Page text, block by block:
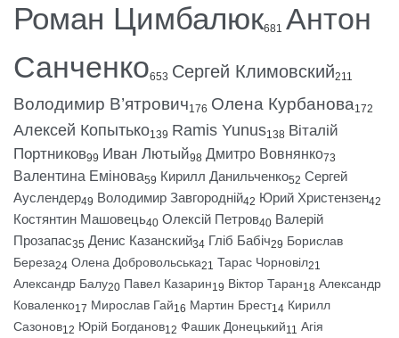
Роман Цимбалюк681 Антон
Санченко653 Сергей Климовский211
Володимир В’ятрович176 Олена Курбанова172
Алексей Копытько139 Ramis Yunus138 Віталій
Портников99 Иван Лютый98 Дмитро Вовнянко73
Валентина Емінова59 Кирилл Данильченко52 Сергей
Ауслендер49 Володимир Завгородній42 Юрий Христензен42
Костянтин Машовець40 Олексій Петров40 Валерій
Прозапас35 Денис Казанский34 Гліб Бабіч29 Борислав
Береза24 Олена Добровольська21 Тарас Чорновіл21
Александр Балу20 Павел Казарин19 Віктор Таран18 Александр
Коваленко17 Мирослав Гай16 Мартин Брест14 Кирилл
Сазонов12 Юрій Богданов12 Фашик Донецький11 Агія